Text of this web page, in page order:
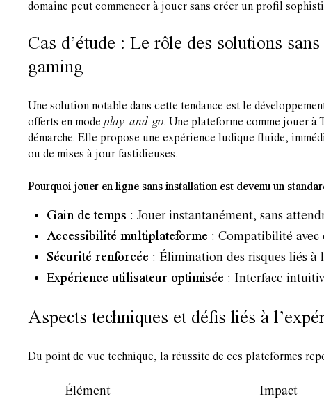
domaine peut commencer à jouer sans créer un profil
Cas d’étude : Le rôle des solutions
gaming
Une solution notable dans cette tendance est le
offerts en mode play-and-go. Une plateforme comme jouer à
démarche. Elle propose une expérience ludique fluide,
ou de mises à jour fastidieuses.
Pourquoi jouer en ligne sans installation est devenu un
Gain de temps : Jouer instantanément, sans
Accessibilité multiplateforme : Compatibilité avec
Sécurité renforcée : Élimination des risques liés à
Expérience utilisateur optimisée : Interface
Aspects techniques et défis liés à
Du point de vue technique, la réussite de ces plateformes
Élément Impact